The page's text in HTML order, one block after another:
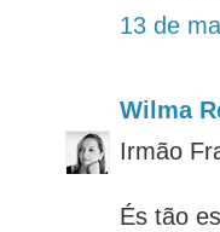
13 de
Wilma
Irmão
És tão